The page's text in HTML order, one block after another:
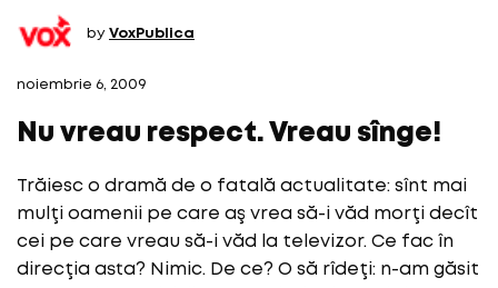
by VoxPublica
noiembrie 6, 2009
Nu vreau respect. Vreau sînge!
Trăiesc o dramă de o fatală actualitate: sînt mai
mulţi oamenii pe care aş vrea să-i văd morţi decît
cei pe care vreau să-i văd la televizor. Ce fac în
direcţia asta? Nimic. De ce? O să rîdeţi: n-am găsit